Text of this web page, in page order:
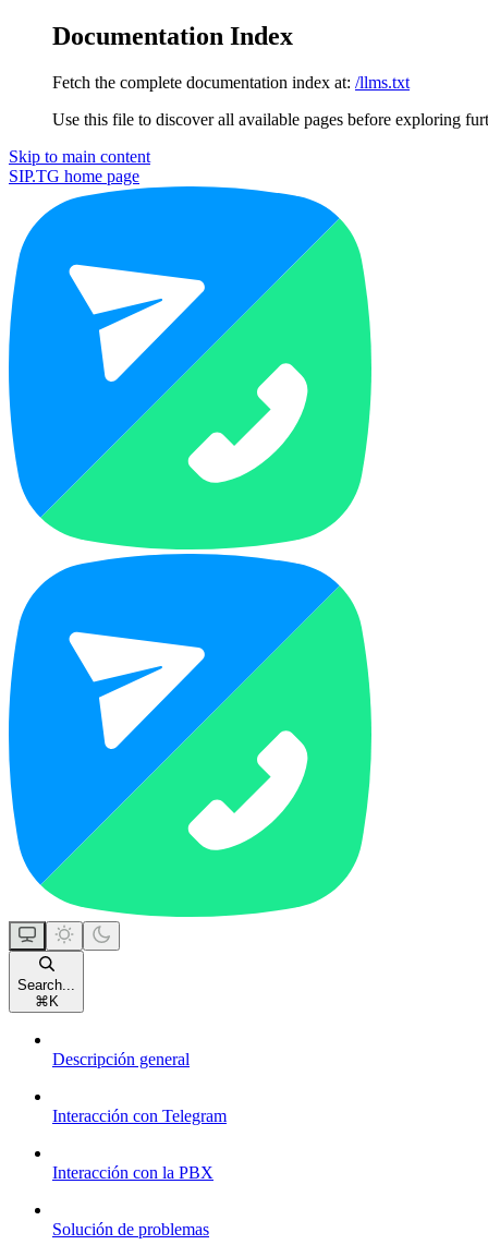
Documentation Index
Fetch the complete documentation index at: /llms.txt
Use this file to discover all available pages before exploring
Skip to main content
SIP.TG home page
Search...
⌘ K
Descripción general
Interacción con Telegram
Interacción con la PBX
Solución de problemas